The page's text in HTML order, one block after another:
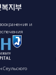
и
Сеульского